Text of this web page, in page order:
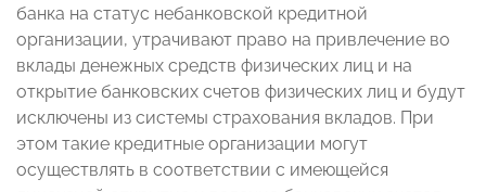
банка на статус небанковской кредитной
организации, утрачивают право на привлечение во
вклады денежных средств физических лиц и на
открытие банковских счетов физических лиц и будут
исключены из системы страхования вкладов. При
этом такие кредитные организации могут
осуществлять в соответствии с имеющейся